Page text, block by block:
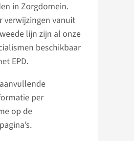
in Zorgdomein.
verwijzingen vanuit
lijn zijn al onze
beschikbaar
EPD.
per
op de